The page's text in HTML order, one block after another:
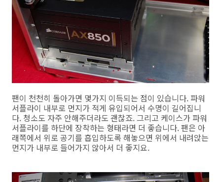
팬이 천천히 돌아가면 몇가지 이득되는 점이 있습니다. 파워
서플라이 내부로 먼지가 적게 유입되어서 수명이 길어집니
다. 청소도 자주 안해주더라도 괜찮죠. 그리고 케이스가 파워
서플라이를 하단에 장착하는 형태라면 더 좋습니다. 팬은 아
래쪽에서 위로 공기를 흡입하도록 해놓으면 위에서 내려앉는
먼지가 내부로 들어가지 않아서 더 좋지요.